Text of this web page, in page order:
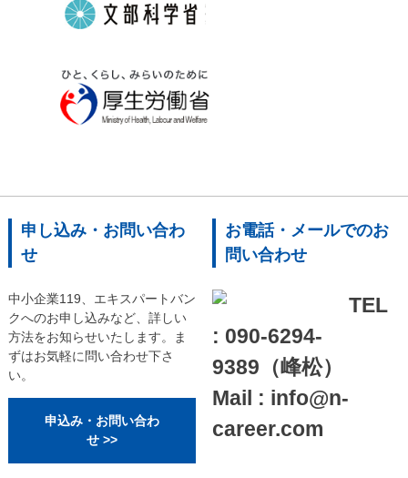
申し込み・お問い合わ
せ
中小企業119、エキスパートバン
クへのお申し込みなど、詳しい
方法をお知らせいたします。ま
ずはお気軽に問い合わせ下さ
い。
申込み・お問い合わ
せ >>
お電話・メールでのお
問い合わせ
TEL
: 090-6294-
9389（峰松）
Mail : info@n-
career.com